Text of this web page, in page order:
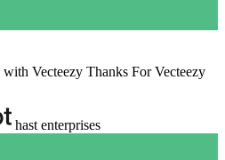
Vecteezy Thanks For Vecteezy
hast enterprises